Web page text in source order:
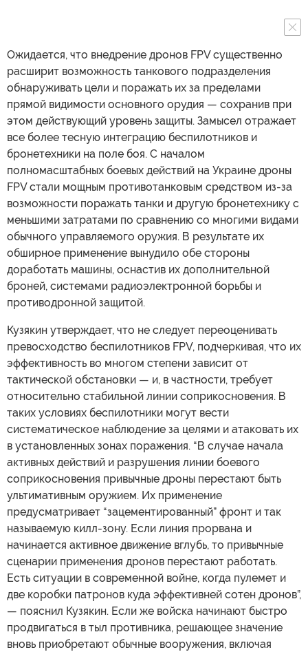
Ожидается, что внедрение дронов FPV существенно
расширит возможность танкового подразделения
обнаруживать цели и поражать их за пределами
прямой видимости основного орудия — сохранив при
этом действующий уровень защиты. Замысел отражает
все более тесную интеграцию беспилотников и
бронетехники на поле боя. С началом
полномасштабных боевых действий на Украине дроны
FPV стали мощным противотанковым средством из-за
возможности поражать танки и другую бронетехнику с
меньшими затратами по сравнению со многими видами
обычного управляемого оружия. В результате их
обширное применение вынудило обе стороны
доработать машины, оснастив их дополнительной
броней, системами радиоэлектронной борьбы и
противодронной защитой.
Кузякин утверждает, что не следует переоценивать
превосходство беспилотников FPV, подчеркивая, что их
эффективность во многом степени зависит от
тактической обстановки — и, в частности, требует
относительно стабильной линии соприкосновения. В
таких условиях беспилотники могут вести
систематическое наблюдение за целями и атаковать их
в установленных зонах поражения. “В случае начала
активных действий и разрушения линии боевого
соприкосновения привычные дроны перестают быть
ультимативным оружием. Их применение
предусматривает “зацементированный” фронт и так
называемую килл-зону. Если линия прорвана и
начинается активное движение вглубь, то привычные
сценарии применения дронов перестают работать.
Есть ситуации в современной войне, когда пулемет и
две коробки патронов куда эффективней сотен дронов”,
— пояснил Кузякин. Если же войска начинают быстро
продвигаться в тыл противника, решающее значение
вновь приобретают обычные вооружения, включая